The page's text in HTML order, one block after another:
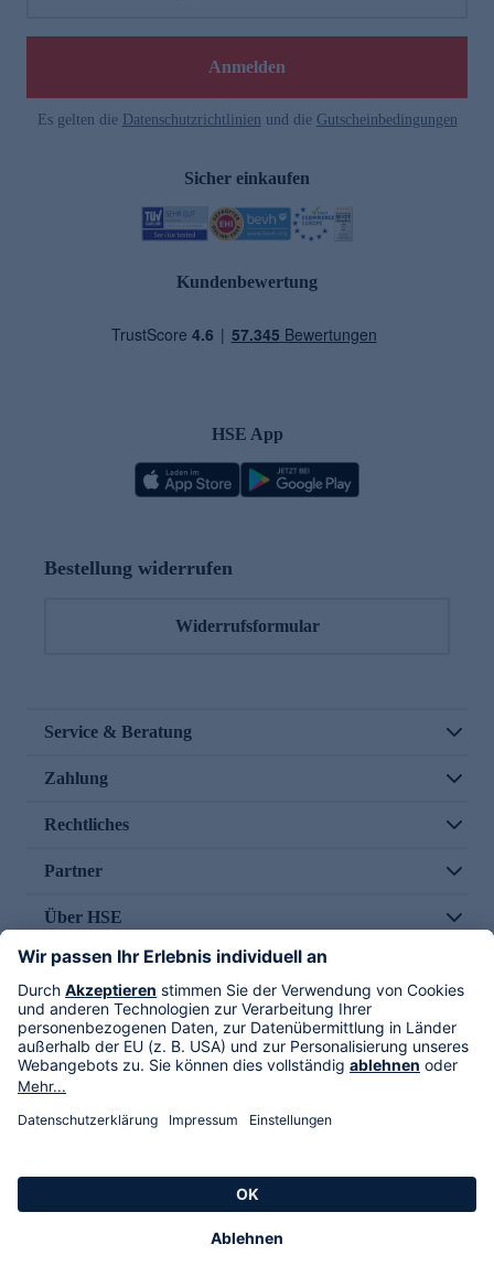
Anmelden
Es gelten die Datenschutzrichtlinien und die Gutscheinbedingungen
Sicher einkaufen
Kundenbewertung
HSE App
Bestellung widerrufen
Widerrufsformular
Service & Beratung
Zahlung
Rechtliches
Partner
Über HSE
Im TV
HSE International